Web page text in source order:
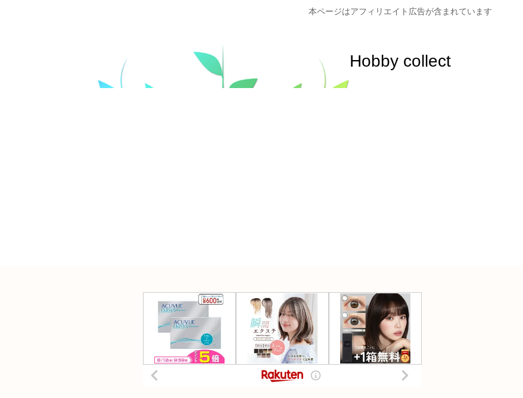
本ページはアフィリエイト広告が含まれています
Hobby collect